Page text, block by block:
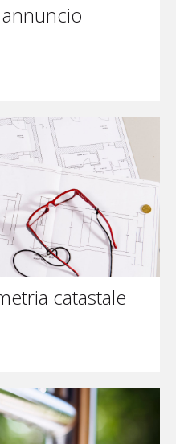
catastale